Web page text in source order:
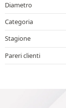
Diametro
Categoria
Stagione
Pareri clienti